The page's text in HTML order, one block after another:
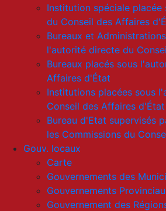
Institution spéciale
du Conseil des Affaires
Bureaux et
l'autorité directe du
Bureaux placés sous
Affaires d'État
Institutions placées sous
Conseil des Affaires d'État
Bureau d'Etat supervisés
les Commissions du
Gouv. locaux
Carte
Gouvernements des
Gouvernements
Gouvernement des